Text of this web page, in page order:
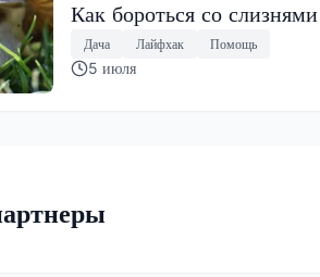
Как бороться со
Дача Лайфхак Помощь
5 июля